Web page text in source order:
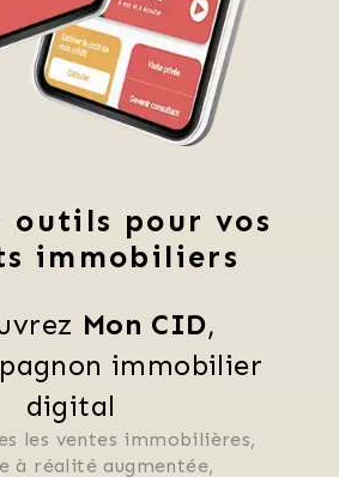
outils pour vos
immobiliers
Mon CID,
immobilier
digital
les ventes immobilières,
à réalité augmentée,